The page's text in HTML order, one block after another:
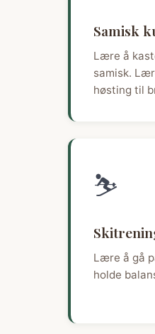
Samisk
Lære å
samisk.
høsting til
⛷️
Lære å gå
holde